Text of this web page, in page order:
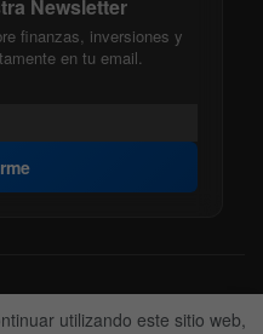
Newsletter
finanzas, inversiones y
en tu email.
Nuestro Equipo
utilizando este sitio web,